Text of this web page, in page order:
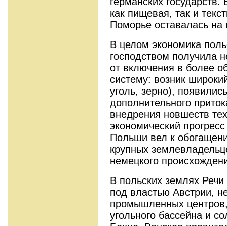
как пищевая, так и
Поморье оставалась
В целом экономика
господством получила
от включения в более
систему: возник
уголь, зерно),
дополнительного
внедрения новшеств
экономический
Польши вел к
крупных
немецкого
В польских землях
под властью Австрии,
промышленных
угольного бассейна и